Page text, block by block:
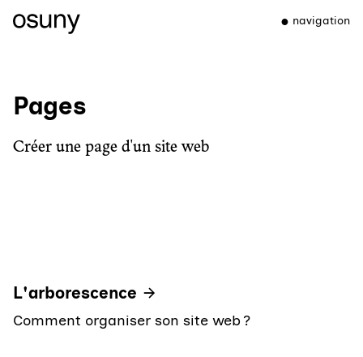
navigation
Pages
Créer une page d'un site web
L'arborescence
Comment organiser son site web ?